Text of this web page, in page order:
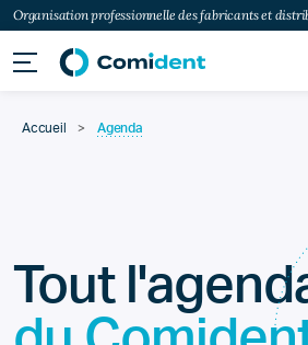
Organisation professionnelle des fabricants et
Accueil > Agenda
Tout